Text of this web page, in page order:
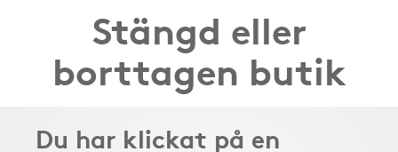
Stängd eller
borttagen butik
Du har klickat på en